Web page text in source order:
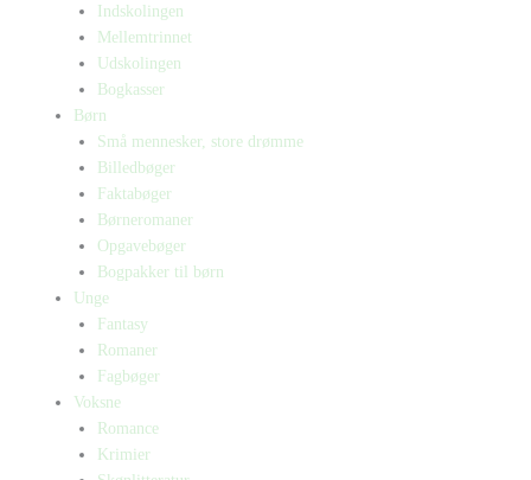
Indskolingen
Mellemtrinnet
Udskolingen
Bogkasser
Børn
Små mennesker, store drømme
Billedbøger
Faktabøger
Børneromaner
Opgavebøger
Bogpakker til børn
Unge
Fantasy
Romaner
Fagbøger
Voksne
Romance
Krimier